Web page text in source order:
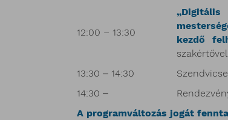
12:00 – 13:30
„Digitális
kezdő
szakértővel
13:30 ‒ 14:30
14:30 ‒
A programváltozás jogát